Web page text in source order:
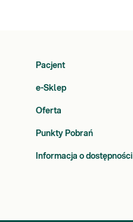
Pacjent
e-Sklep
Oferta
Punkty Pobrań
Informacja o dostępności